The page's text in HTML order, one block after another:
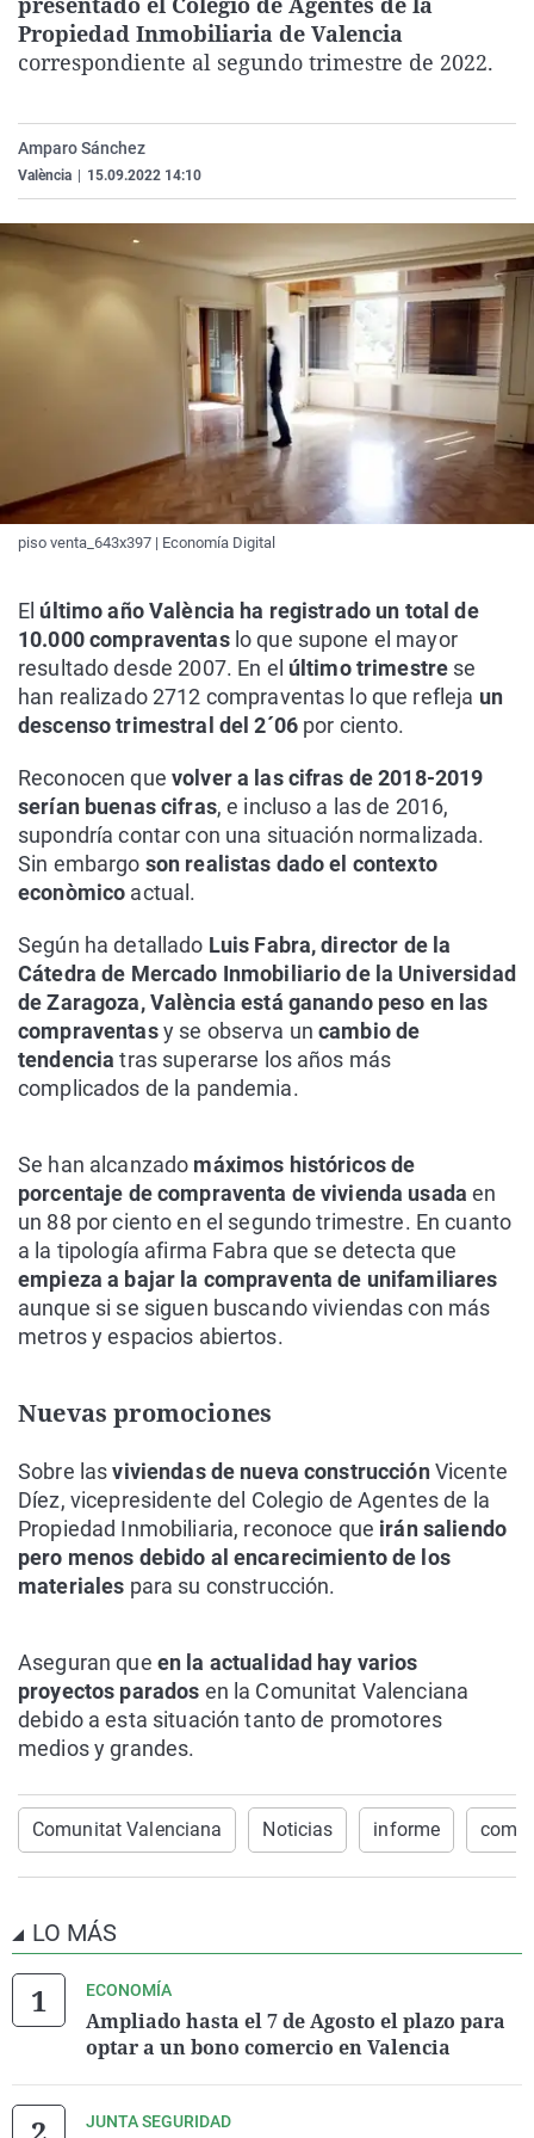
La rosa de los vientos
Gente viajera
Caso
Retornados
Extremadura
Galicia
Virales
Televisión
Propiedad Inmobiliaria de Valencia
correspondiente al segundo trimestre de 2022.
Amparo Sánchez
València 15.09.2022 14:10
piso venta_643x397 | Economía Digital
El último año València ha registrado un total de
10.000 compraventaslo que supone el mayor
resultado desde 2007. En el último trimestre se
han realizado 2712 compraventas lo que refleja un
descenso trimestral del 2´06por ciento.
Reconocen que volver a las cifras de 2018-2019
serían buenas cifras, e incluso a las de 2016,
supondría contar con una situación normalizada.
Sin embargo son realistas dado el contexto
econòmico actual.
Según ha detallado Luis Fabra, director de la
Cátedra de Mercado Inmobiliario de la Universidad
de Zaragoza, València está ganando peso en las
compraventasy se observa uncambio de
tendencia tras superarse los años más
complicados de la pandemia.
Se han alcanzado máximos históricos de
porcentaje de compraventa de vivienda usada en
un 88 por ciento en el segundo trimestre. En cuanto
a la tipología afirma Fabra que se detecta que
empieza a bajar la compraventa de unifamiliares
aunque si se siguen buscando viviendas con más
metros y espacios abiertos.
Nuevas promociones
Sobre lasviviendas de nueva construcciónVicente
Díez, vicepresidente del Colegio de Agentes de la
Propiedad Inmobiliaria, reconoce que irán saliendo
pero menos debido al encarecimiento de los
materiales para su construcción.
Aseguran que en la actualidad hay varios
proyectos parados en la Comunitat Valenciana
debido a esta situación tanto de promotores
medios y grandes.
Comunitat Valenciana Noticias informe
LO MÁS
ECONOMÍA
Ampliado hasta el 7 de Agosto el plazo para
optar a un bono comercio en Valencia
JUNTA SEGURIDAD